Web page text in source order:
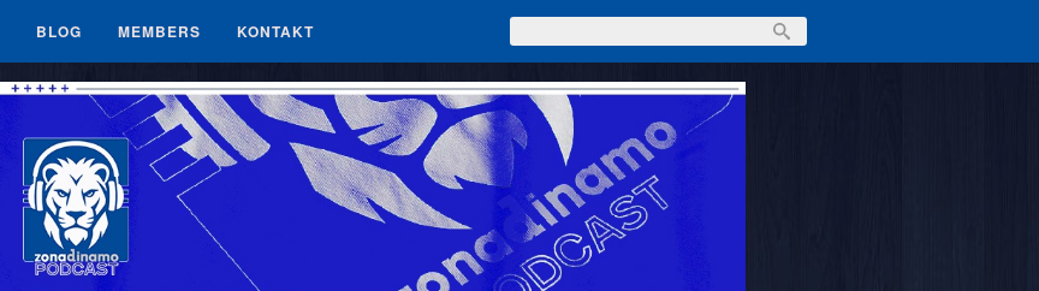
BLOG MEMBERS KONTAKT